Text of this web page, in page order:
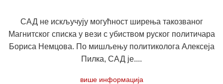
САД не искључују могућност ширења такозваног
Магнитског списка у вези с убиством руског политичара
Бориса Немцова. По мишљењу политиколога Алексеја
Пилка, САД је....
више информација